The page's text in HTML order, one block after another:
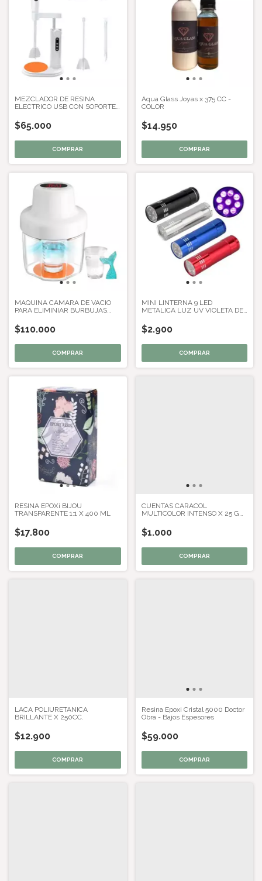
MEZCLADOR DE RESINA
ELECTRICO USB CON SOPORTE
$65.000
Aqua Glass Joyas x 375 CC -
COLOR
$14.950
COMPRAR
MAQUINA CAMARA DE VACIO
PARA ELIMINIAR BURBUJAS
$110.000
MINI LINTERNA 9 LED
METALICA LUZ UV VIOLETA DE
$2.900
RESINA EPOXi BIJOU
TRANSPARENTE 1:1 X 400 ML
$17.800
CUENTAS CARACOL
MULTICOLOR INTENSO X 25 GR
$1.000
LACA POLIURETANICA
BRILLANTE X 250CC.
$12.900
Resina Epoxi Cristal 5000 Doctor
Obra - Bajos Espesores
$59.000
COMPRAR